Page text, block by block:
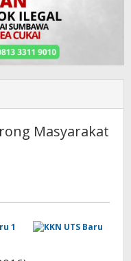
Masyarakat